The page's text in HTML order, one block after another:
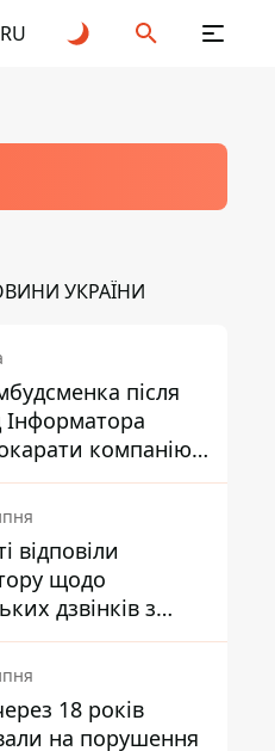
RU
УКРАЇНИ
після
Інформатора
компанію-
ПриватБанку
відповіли
щодо
дзвінків з
СІЗО так,
не зрозумів
18 років
на порушення